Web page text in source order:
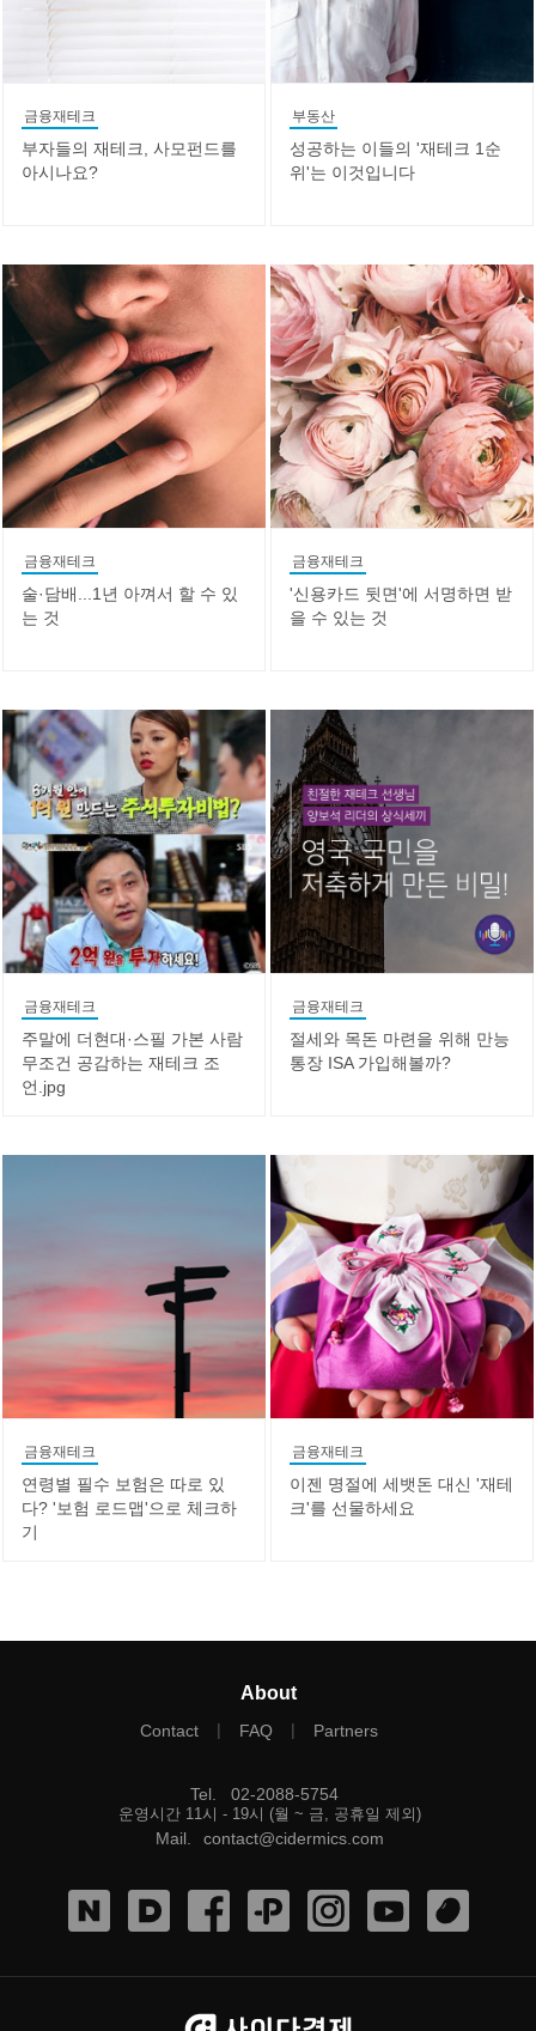
금융재테크
부자들의 재테크, 사모펀드를
아시나요?
부동산
성공하는 이들의 '재테크 1순
위'는 이것입니다
금융재테크
술·담배...1년 아껴서 할 수 있
는 것
금융재테크
'신용카드 뒷면'에 서명하면 받
을 수 있는 것
금융재테크
주말에 더현대·스필 가본 사람
무조건 공감하는 재테크 조
언.jpg
금융재테크
절세와 목돈 마련을 위해 만능
통장 ISA 가입해볼까?
금융재테크
연령별 필수 보험은 따로 있
다? '보험 로드맵'으로 체크하
기
금융재테크
이젠 명절에 세뱃돈 대신 '재테
크'를 선물하세요
About
Contact | FAQ | Partners
Tel 02-2088-5754
운영시간 11시 - 19시 (월 ~ 금, 공휴일 제외)
Mail contact@cidermics.com